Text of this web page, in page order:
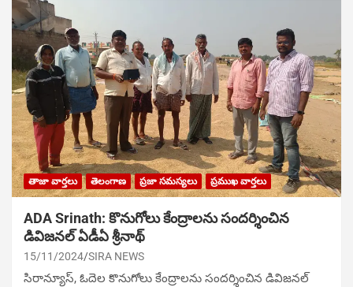
తాజా వార్తలు తెలంగాణ ప్రజా సమస్యలు ప్రముఖ వార్తలు
ADA Srinath: కొనుగోలు కేంద్రాల‌ను సంద‌ర్శించిన
డివిజనల్ ఏడీఏ శ్రీనాథ్
15/11/2024 SIRA NEWS
సిరాన్యూస్, ఓదెల‌ కొనుగోలు కేంద్రాల‌ను సంద‌ర్శించిన డివిజనల్